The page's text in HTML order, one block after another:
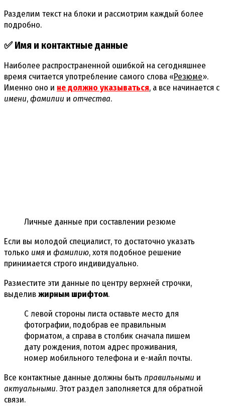
Разделим текст на блоки и рассмотрим каждый более
подробно.
✅ Имя и контактные данные
Наиболее распространенной ошибкой на сегодняшнее
время считается употребление самого слова «Резюме».
Именно оно и не должно указываться, а все начинается с
имени,фамилии и отчества.
Личные данные при составлении резюме
Если вы молодой специалист, то достаточно указать
только имя и фамилию, хотя подобное решение
принимается строго индивидуально.
Разместите эти данные по центру верхней строчки,
выделивжирным шрифтом.
С левой стороны листа оставьте место для
фотографии, подобрав ее правильным
форматом, а справа в столбик сначала пишем
дату рождения, потом адрес проживания,
номер мобильного телефона и е-майл почты.
Все контактные данные должны быть правильными и
актуальными. Этот раздел заполняется для обратной
связи.